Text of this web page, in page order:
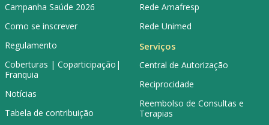
Campanha Saúde 2026
Como se inscrever
Regulamento
Coberturas | Coparticipação|
Franquia
Notícias
Tabela de contribuição
Rede Amafresp
Rede Unimed
Serviços
Central de Autorização
Reciprocidade
Reembolso de Consultas e
Terapias